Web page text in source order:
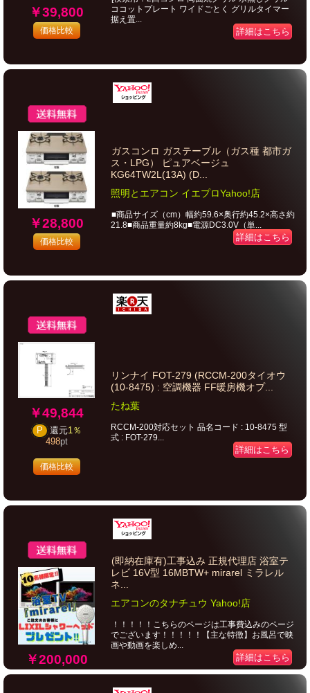
￥39,800
価格比較
ココットプレート ワイドごとく グリルタイマー
据え置...
詳細はこちら
￥28,800
価格比較
ガスコンロ ガステーブル（ガス種 都市ガ
ス・LPG） ピュアベージュ
KG64TW2L(13A) (D...
照明とエアコン イエプロYahoo!店
■商品サイズ（cm）幅約59.6×奥行約45.2×高さ約
21.8■商品重量約8kg■電源DC3.0V（単...
詳細はこちら
￥49,844
P 還元1％
498pt
価格比較
リンナイ FOT-279 (RCCM-200タイオウ
(10-8475) : 空調機器 FF暖房機オプ...
たね葉
RCCM-200対応セット 品名コード : 10-8475 型
式 : FOT-279...
詳細はこちら
￥200,000
(即納在庫有)工事込み 正規代理店 浴室テ
レビ 16V型 16MBTW+ mirarel ミラレル
ネ...
エアコンのタナチュウ Yahoo!店
！！！！！こちらのページは工事費込みのページ
でございます！！！！！【主な特徴】お風呂で映
画や動画を楽しめ...
詳細はこちら